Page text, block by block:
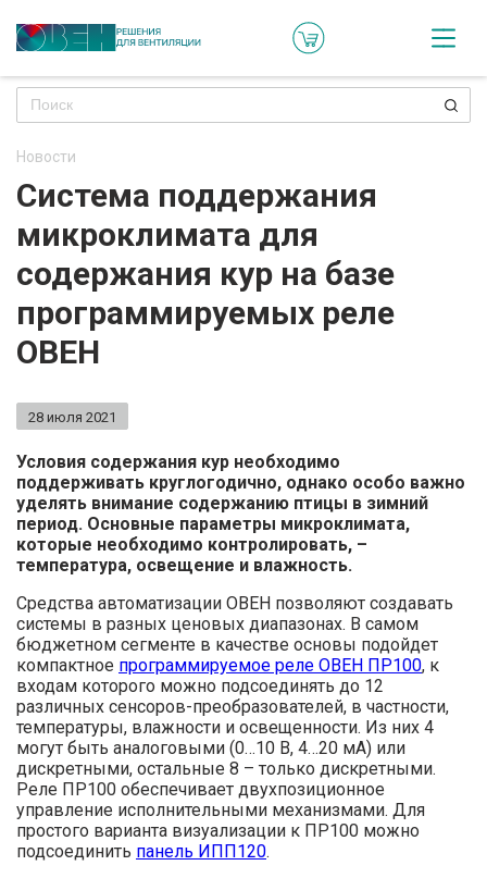
Новости
Система поддержания
микроклимата для
содержания кур на базе
программируемых реле
ОВЕН
28 июля 2021
Условия содержания кур необходимо
поддерживать круглогодично, однако особо важно
уделять внимание содержанию птицы в зимний
период. Основные параметры микроклимата,
которые необходимо контролировать, –
температура, освещение и влажность.
Средства автоматизации ОВЕН позволяют создавать
системы в разных ценовых диапазонах. В самом
бюджетном сегменте в качестве основы подойдет
компактное программируемое реле ОВЕН ПР100, к
входам которого можно подсоединять до 12
различных сенсоров-преобразователей, в частности,
температуры, влажности и освещенности. Из них 4
могут быть аналоговыми (0…10 В, 4…20 мА) или
дискретными, остальные 8 – только дискретными.
Реле ПР100 обеспечивает двухпозиционное
управление исполнительными механизмами. Для
простого варианта визуализации к ПР100 можно
подсоединить панель ИПП120.